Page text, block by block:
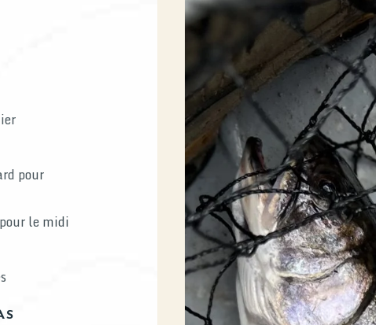
pour
le midi